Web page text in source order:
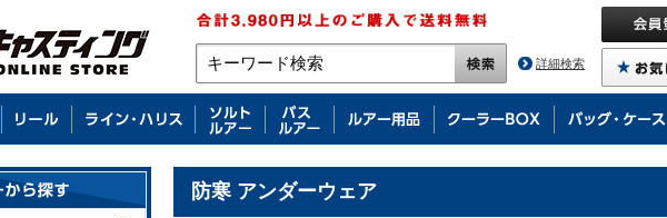
詳細検索
防寒 アンダーウェア